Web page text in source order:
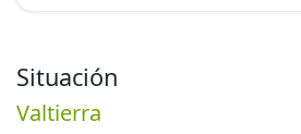
Situación
Valtierra